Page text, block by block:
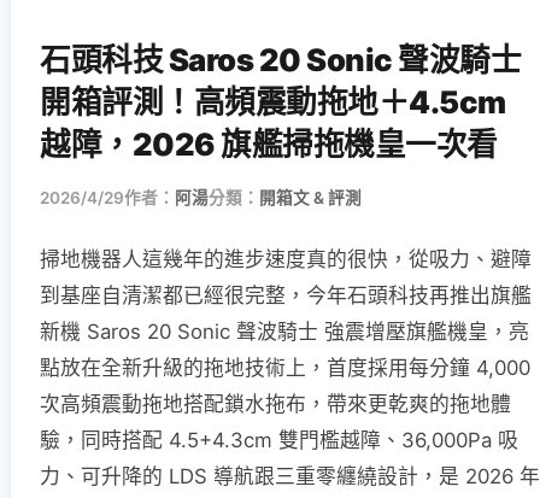
石頭科技 Saros 20 Sonic 聲波騎士
開箱評測！高頻震動拖地＋4.5cm
越障，2026 旗艦掃拖機皇一次看
2026/4/29作者： 阿湯分類： 開箱文 & 評測
掃地機器人這幾年的進步速度真的很快，從吸力、避障
到基座自清潔都已經很完整，今年石頭科技再推出旗艦
新機 Saros 20 Sonic 聲波騎士 強震增壓旗艦機皇，亮
點放在全新升級的拖地技術上，首度採用每分鐘 4,000
次高頻震動拖地搭配鎖水拖布，帶來更乾爽的拖地體
驗，同時搭配 4.5+4.3cm 雙門檻越障、36,000Pa 吸
力、可升降的 LDS 導航跟三重零纏繞設計，是 2026 年